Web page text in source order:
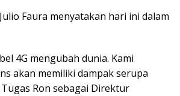
Faura menyatakan hari ini dalam
4G mengubah dunia. Kami
akan memiliki dampak serupa
Ron sebagai Direktur